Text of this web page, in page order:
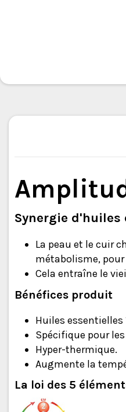
Synergie
La peau et le cuir
métabolisme,
Cela entraîne le
Bénéfices produit
Huiles
Spécifique pour
Hyper-thermique.
Augmente la
La loi des 5